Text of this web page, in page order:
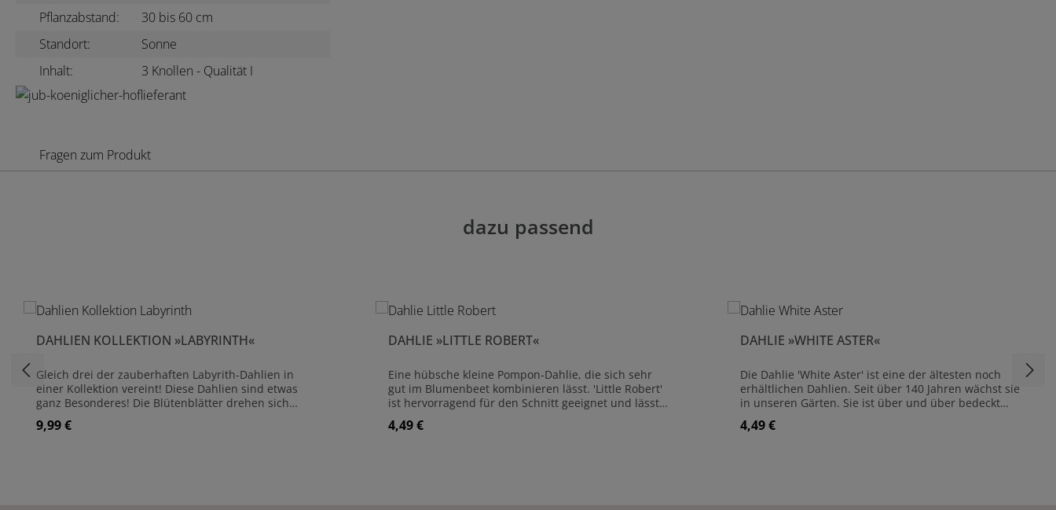
Pflanzabstand:
30 bis 60 cm
Standort:
Sonne
Inhalt:
3 Knollen - Qualität I
Fragen zum Produkt
dazu passend
DAHLIEN KOLLEKTION »LABYRINTH«
Gleich drei der zauberhaften Labyrith-Dahlien in
einer Kollektion vereint! Diese Dahlien sind etwas
ganz Besonderes! Die Blütenblätter drehen sich
opulent, rosa gestreift auf pfirsichfarbenem oder
Regulärer Preis:
9,99 €
DAHLIE »LITTLE ROBERT«
Eine hübsche kleine Pompon-Dahlie, die sich sehr
gut im Blumenbeet kombinieren lässt. 'Little Robert'
ist hervorragend für den Schnitt geeignet und lässt
Sommerblumen zu Sträußen binden. Dahlien sind
Regulärer Preis:
4,49 €
DAHLIE »WHITE ASTER«
Die Dahlie 'White Aster' ist eine der ältesten noch
erhältlichen Dahlien. Seit über 140 Jahren wächst sie
in unseren Gärten. Sie ist über und über bedeckt
und wunderbar in einen frischen Blumenstrauß
Regulärer Preis:
4,49 €